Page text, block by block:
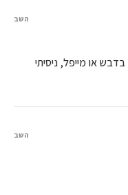
או מייפל, ניסיתי
השב
השב